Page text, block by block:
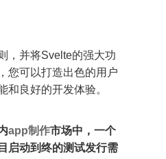
，并将Svelte的强大功
您可以打造出色的用户
和良好的开发体验。
app制作市场中，一个
启动到终的测试发行需